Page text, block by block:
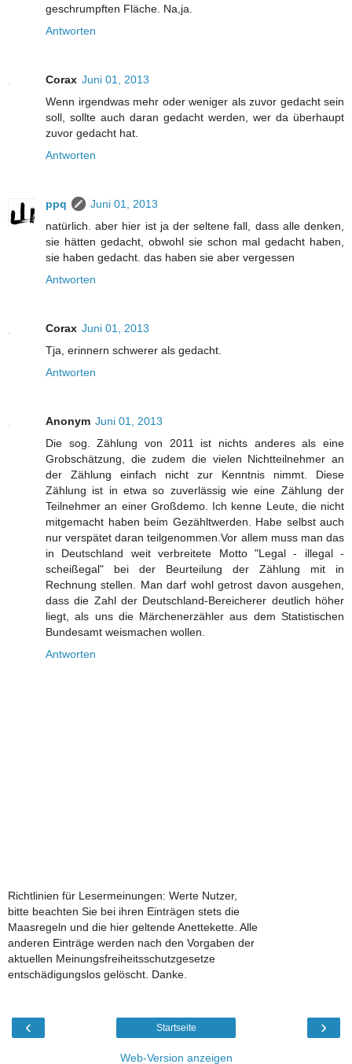
geschrumpften Fläche. Na,ja.
Antworten
Corax Juni 01, 2013
Wenn irgendwas mehr oder weniger als zuvor gedacht sein
soll, sollte auch daran gedacht werden, wer da überhaupt
zuvor gedacht hat.
Antworten
ppq
Juni 01, 2013
natürlich. aber hier ist ja der seltene fall, dass alle denken,
sie hätten gedacht, obwohl sie schon mal gedacht haben,
sie haben gedacht. das haben sie aber vergessen
Antworten
Corax Juni 01, 2013
Tja, erinnern schwerer als gedacht.
Antworten
Anonym Juni 01, 2013
Die sog. Zählung von 2011 ist nichts anderes als eine
Grobschätzung, die zudem die vielen Nichtteilnehmer an
der Zählung einfach nicht zur Kenntnis nimmt. Diese
Zählung ist in etwa so zuverlässig wie eine Zählung der
Teilnehmer an einer Großdemo. Ich kenne Leute, die nicht
mitgemacht haben beim Gezähltwerden. Habe selbst auch
nur verspätet daran teilgenommen.Vor allem muss man das
in Deutschland weit verbreitete Motto "Legal - illegal -
scheißegal" bei der Beurteilung der Zählung mit in
Rechnung stellen. Man darf wohl getrost davon ausgehen,
dass die Zahl der Deutschland-Bereicherer deutlich höher
liegt, als uns die Märchenerzähler aus dem Statistischen
Bundesamt weismachen wollen.
Antworten
Richtlinien für Lesermeinungen: Werte Nutzer,
bitte beachten Sie bei ihren Einträgen stets die
Maasregeln und die hier geltende Anettekette. Alle
anderen Einträge werden nach den Vorgaben der
aktuellen Meinungsfreiheitsschutzgesetze
entschädigungslos gelöscht. Danke.
‹ ›
Startseite
Web-Version anzeigen